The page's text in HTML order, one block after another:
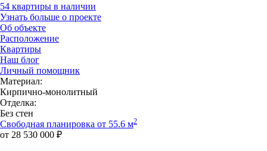
54 квартиры в наличии
Узнать больше о проекте
Об объекте
Расположение
Квартиры
Наш блог
Личный помощник
Материал:
Кирпично-монолитный
Отделка:
Без стен
Свободная планировка от 55.6 м2
от 28 530 000 ₽